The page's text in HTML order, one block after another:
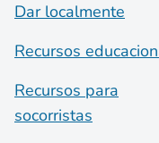
Dar localmente
Recursos
Recursos para
socorristas